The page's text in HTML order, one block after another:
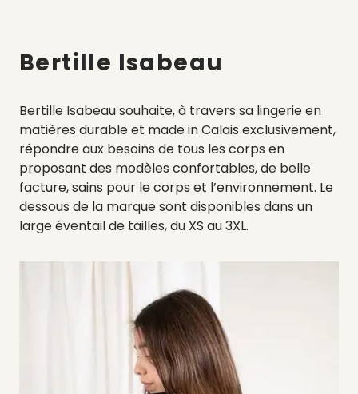
Bertille Isabeau
Bertille Isabeau souhaite, à travers sa lingerie en
matières durable et made in Calais exclusivement,
répondre aux besoins de tous les corps en
proposant des modèles confortables, de belle
facture, sains pour le corps et l’environnement. Le
dessous de la marque sont disponibles dans un
large éventail de tailles, du XS au 3XL.